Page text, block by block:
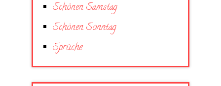
Schönen Samstag
Schönen Sonntag
Sprüche